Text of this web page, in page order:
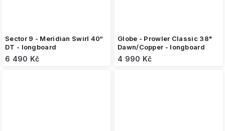
Sector 9 - Meridian Swirl 40“
DT - longboard
6 490 Kč
Globe - Prowler Classic 38"
Dawn/Copper - longboard
4 990 Kč